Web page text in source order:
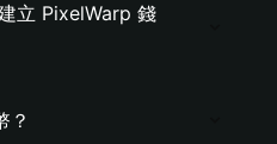
立 PixelWarp 錢
？